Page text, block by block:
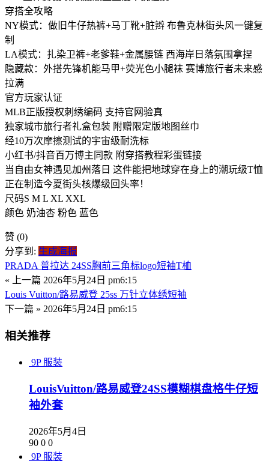
穿搭全攻略
NY模式：做旧牛仔热裤+马丁靴+脏辫 布鲁克林街头风一键复
制
LA模式：扎染卫裤+老爹鞋+金属腰链 西海岸日落氛围拿捏
隐藏款：外搭先锋机能马甲+荧光色小腿袜 赛博旅行者未来感
拉满
官方玩家认证
MLB正版授权刺绣编码 支持官网验真
独家城市旅行者礼盒包装 附赠限定版地图丝巾
经10万次摩擦测试的宇宙级耐洗标
小红书/抖音百万博主同款 附穿搭教程彩蛋链接
当自由女神遇见加州落日 这件能把地球穿在身上的潮玩级T恤
正在制造今夏街头核爆级回头率！
尺码S M L XL XXL
颜色 奶油杏 粉色 蓝色
赞 (0)
分享到: 生成海报
PRADA 普拉达 24SS胸前三角标logo短袖T桖
« 上一篇 2026年5月24日 pm6:15
Louis Vuitton/路易威登 25ss 万针立体绣短袖
下一篇 » 2026年5月24日 pm6:15
相关推荐
9P 服装
LouisVuitton/路易威登24SS模糊棋盘格牛仔短
袖外套
2026年5月4日
90 0 0
9P 服装